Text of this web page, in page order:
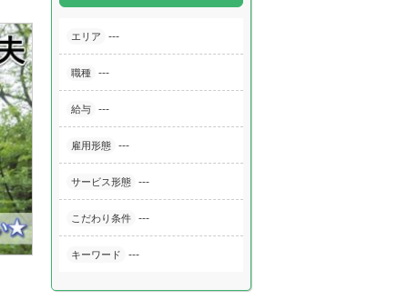
エリア ---
職種 ---
給与 ---
雇用形態 ---
サービス形態 ---
こだわり条件 ---
キーワード ---